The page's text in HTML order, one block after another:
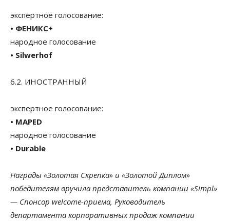
экспертное голосование:
• ФЕНИКС+
народное голосование
• Silwerhof
6.2. ИНОСТРАННЫЙ
экспертное голосование:
• MAPED
народное голосование
• Durable
Награды «Золотая Скрепка» и «Золотой Диплом»
победителям вручила представитель компании «Simpl»
— Спонсор welcome-приема, Руководитель
департамента корпоративных продаж компании